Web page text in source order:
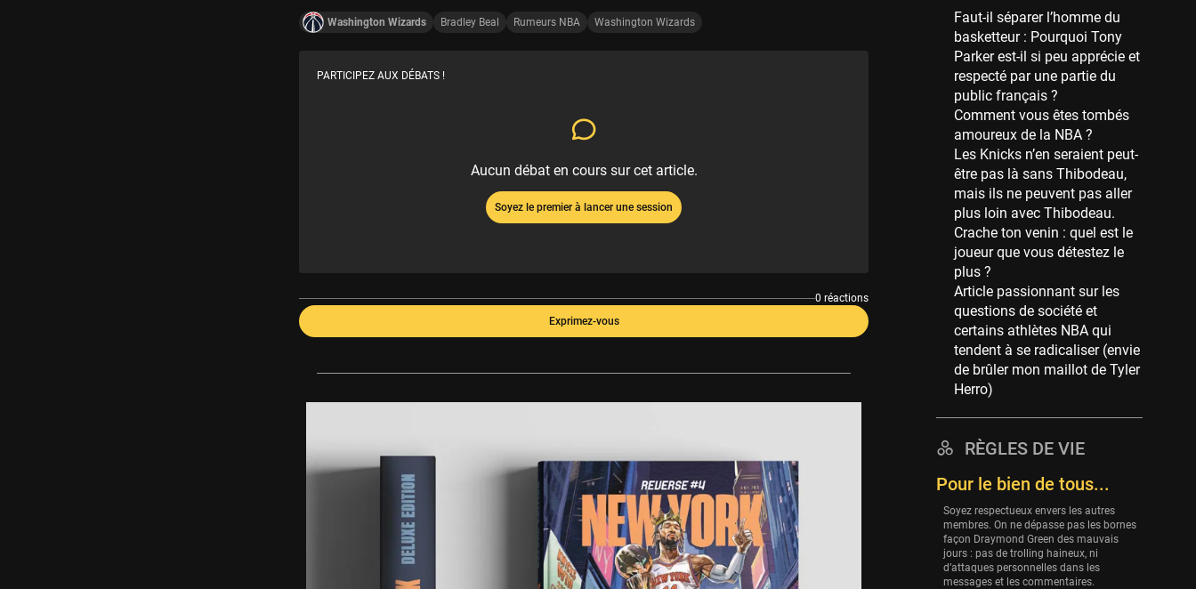
Washington Wizards Bradley Beal Rumeurs NBA Washington Wizards
PARTICIPEZ AUX DÉBATS !
Aucun débat en cours sur cet article.
Soyez le premier à lancer une session
0 réactions
Exprimez-vous
New Orleans Pelicans
53 sessions
Jeux Olympiques
52 sessions
Atlanta Hawks
45 sessions
Chicago Bulls
41 sessions
Memphis Grizzlies
39 sessions
Cleveland Cavaliers
Orlando Magic
36 sessions
Euroleague
34 sessions
Charlotte Hornets
31 sessions
Washington Wizards
29 sessions
Portland Trail Blazers
27 sessions
Faut-il séparer l’homme du
basketteur : Pourquoi Tony
Parker est-il si peu apprécie et
respecté par une partie du
public français ?
Comment vous êtes tombés
amoureux de la NBA ?
Les Knicks n’en seraient peut-
être pas là sans Thibodeau,
mais ils ne peuvent pas aller
plus loin avec Thibodeau.
Crache ton venin : quel est le
joueur que vous détestez le
plus ?
Article passionnant sur les
questions de société et
certains athlètes NBA qui
tendent à se radicaliser (envie
de brûler mon maillot de Tyler
Herro)
RÈGLES DE VIE
Pour le bien de tous...
Soyez respectueux envers les autres
membres. On ne dépasse pas les bornes
façon Draymond Green des mauvais
jours : pas de trolling haineux, ni
d’attaques personnelles dans les
messages et les commentaires.